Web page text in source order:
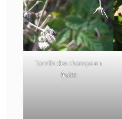
Torrilis des champs en
fruits